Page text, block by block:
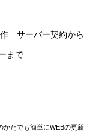
2024.10.26
作 サーバー契約から
まで
かたでも簡単にWEBの更新